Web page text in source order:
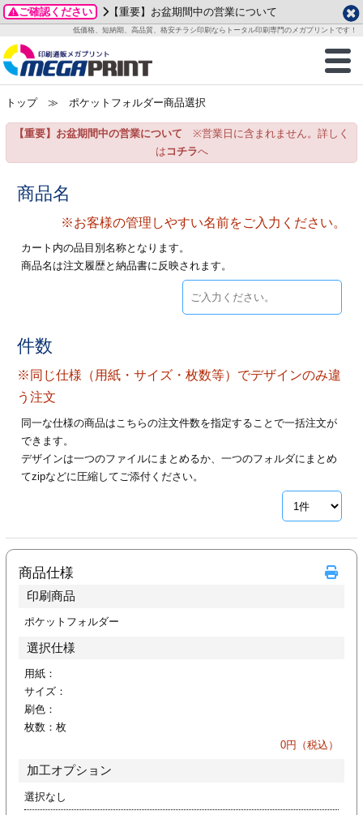
ご確認ください 【重要】お盆期間中の営業について
低価格、短納期、高品質、格安チラシ印刷ならトータル印刷専門のメガプリントです！
商品一覧
グッズ
ステッカー
ックカード印刷
業ツール印刷
ィ・販促グッズ
イズ
ご利用ガイド
お客様へ
いて
方法
/送料について
刷
カード印刷
ックカード名刺
ムカード
印刷
ー印刷
ード印刷
刷
印刷
フォルダー
ファイル印刷
印刷
データ作成ガイド
成前に
ガイド
加工指示ガイド
テンプレート
ード印刷
名刺印刷
ックカード
ード印刷
刷
印刷
形マル型
印刷
名刺印刷
印刷
ムカード印刷
ード印刷
ファイル印刷
一覧
わせ
り
プル請求
2026年 8月
月
火 水 木 金
土
1
3
4 5 6 7
8
15
24
25
2026年 9月
月
火 水 木 金
土
12
21
22
28
29 30
・・休業日
トップ≫ ポケットフォルダー商品選択
【重要】お盆期間中の営業について ※営業日に含まれません。詳しく
は コチラへ
商品名
※お客様の管理しやすい名前をご入力ください。
カート内の品目別名称となります。
商品名は注文履歴と納品書に反映されます。
件数
※同じ仕様（用紙・サイズ・枚数等）でデザインのみ違
う注文
同一な仕様の商品はこちらの注文件数を指定することで一括注文が
できます。
デザインは一つのファイルにまとめるか、一つのフォルダにまとめ
てzipなどに圧縮してご添付ください。
商品仕様
印刷商品
ポケットフォルダー
選択仕様
用紙：
サイズ：
刷色：
枚数： 枚
0円（税込）
加工オプション
選択なし